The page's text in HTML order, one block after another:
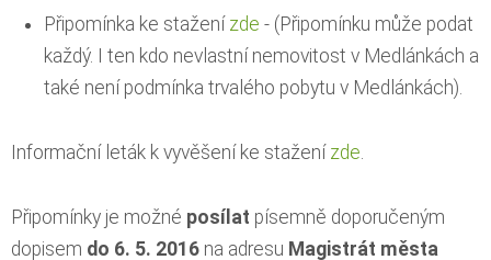
Připomínka ke stažení zde - (Připomínku může podat
každý. I ten kdo nevlastní nemovitost v Medlánkách a
také není podmínka trvalého pobytu v Medlánkách).
Informační leták k vyvěšení ke stažení zde.
Připomínky je možné posílat písemně doporučeným
dopisem do 6. 5. 2016 na adresu Magistrát města